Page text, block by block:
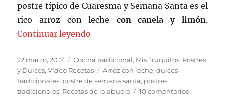
postre típico de Cuaresma y Semana Santa es el
rico arroz con leche con canela y limón.
Continuar leyendo
Publicado
el
22 marzo, 2017 Categorías
Cocina tradicional, Mis Truquitos, Postres
y Dulces,Vídeo Recetas Etiquetas
Arroz con leche,dulces
tradicionales, postre de semana santa, postres
tradicionales, Recetas de la abuela 10 comentariosen